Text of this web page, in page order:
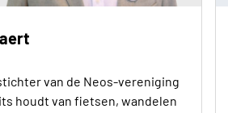
van de Neos-vereniging
houdt van fietsen, wandelen